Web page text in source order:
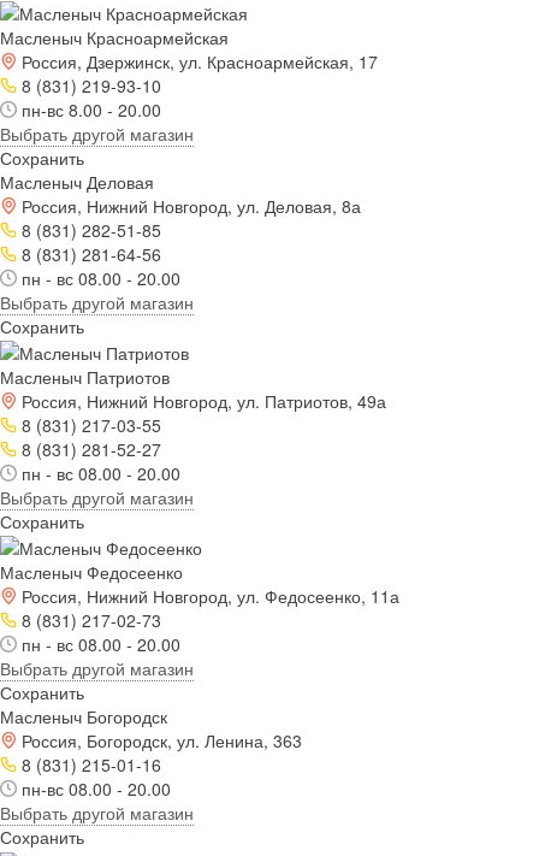
Масленыч Красноармейская
Россия, Дзержинск, ул. Красноармейская, 17
8 (831) 219-93-10
пн-вс 8.00 - 20.00
Выбрать другой магазин
Сохранить
Масленыч Деловая
Россия, Нижний Новгород, ул. Деловая, 8а
8 (831) 282-51-85
8 (831) 281-64-56
пн - вс 08.00 - 20.00
Выбрать другой магазин
Сохранить
Масленыч Патриотов
Россия, Нижний Новгород, ул. Патриотов, 49а
8 (831) 217-03-55
8 (831) 281-52-27
пн - вс 08.00 - 20.00
Выбрать другой магазин
Сохранить
Масленыч Федосеенко
Россия, Нижний Новгород, ул. Федосеенко, 11а
8 (831) 217-02-73
пн - вс 08.00 - 20.00
Выбрать другой магазин
Сохранить
Масленыч Богородск
Россия, Богородск, ул. Ленина, 363
8 (831) 215-01-16
пн-вс 08.00 - 20.00
Выбрать другой магазин
Сохранить